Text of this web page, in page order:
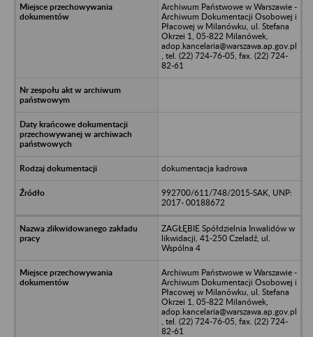
Archiwum Państwowe w Warszawie -
Archiwum Dokumentacji Osobowej i
Płacowej w Milanówku, ul. Stefana
Okrzei 1, 05-822 Milanówek,
adop.kancelaria@warszawa.ap.gov.pl
, tel. (22) 724-76-05, fax. (22) 724-
82-61
dokumentacja kadrowa
992700/611/748/2015-SAK, UNP:
2017- 00188672
ZAGŁĘBIE Spółdzielnia Inwalidów w
likwidacji, 41-250 Czeladź, ul.
Wspólna 4
Archiwum Państwowe w Warszawie -
Archiwum Dokumentacji Osobowej i
Płacowej w Milanówku, ul. Stefana
Okrzei 1, 05-822 Milanówek,
adop.kancelaria@warszawa.ap.gov.pl
, tel. (22) 724-76-05, fax. (22) 724-
82-61